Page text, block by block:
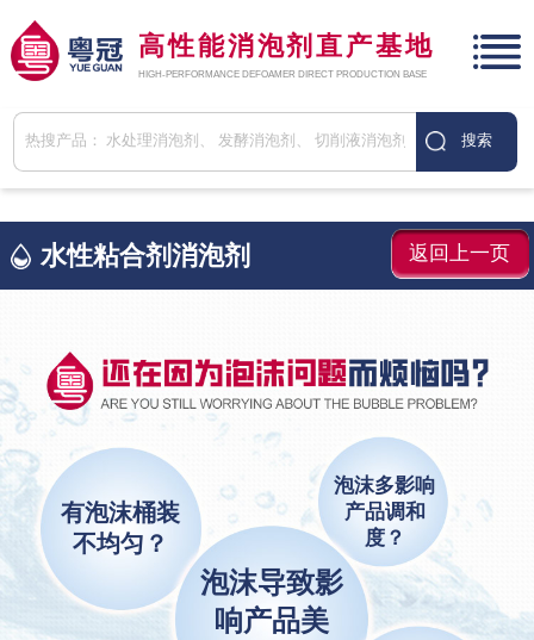
高性能消泡剂直产基地
HIGH-PERFORMANCE DEFOAMER DIRECT PRODUCTION BASE
水性粘合剂消泡剂 返回上一页
有泡沫桶装
不均匀？
泡沫多影响
产品调和
度？
泡沫导致影
响产品美